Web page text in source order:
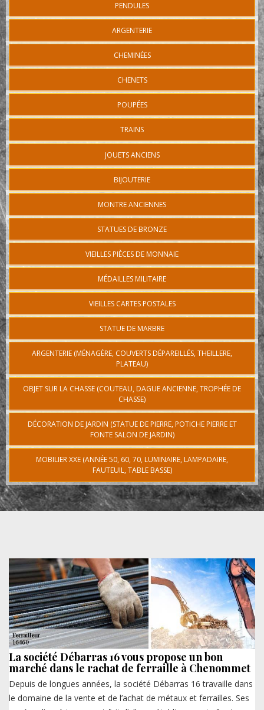
PENDULES
ARGENTERIE
CHEMINÉES
CHENETS
POUPÉES
TRAINS
JOUETS ANCIENS
BIJOUTERIE
MONTRE ANCIENNES
STATUES DE BRONZE
VIEILLES PIÈCES DE MONNAIE
MÉDAILLES MILITAIRE
VIEILLES CARTES POSTALES
STATUE DE MARBRE
ARGENTERIE (MÉNAGÈRE, COUVERTS DÉPAREILLÉS, THEILLERE,
PLATEAU)
OBJET SUR LA CHASSE (COUTEAU, DAGUE ANCIENNE, TROPHÉE DE
CHASSE)
DÉCORATION DE JARDIN (STATUE DE PIERRE, POTICHE PIERRE ET
FONTE SALON DE JARDIN)
MOBILIER XXE (ANNÉE 50, 60, 70, LUMINAIRE, LAMPADAIRE,
FAUTEUIL, TABLE BASSE)
La société Débarras 16 vous propose un bon
marché dans le rachat de ferraille à Chenommet
Depuis de longues années, la société Débarras 16 travaille dans
le domaine de la vente et de l’achat de métaux et ferrailles. Ses